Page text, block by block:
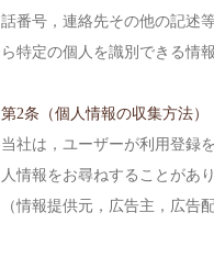
話番号，連絡先その他の記述
ら特定の個人を識別できる情
第2条（個人情報の収集方法）
当社は，ユーザーが利用登録
人情報をお尋ねすることがあ
（情報提供元，広告主，広告